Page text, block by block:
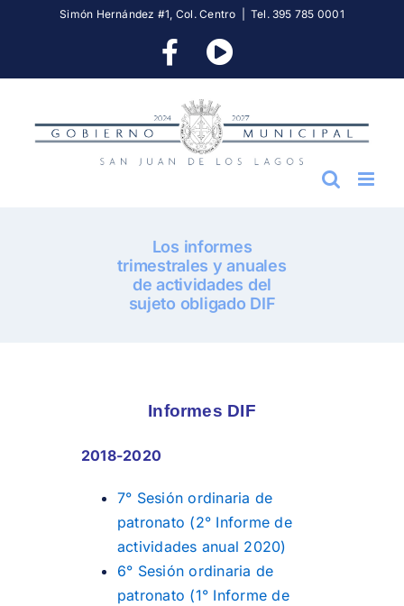
Simón Hernández #1, Col. Centro Tel. 395 785 0001
FacebookYouTube
Los informes
trimestrales y anuales
de actividades del
sujeto obligado DIF
Informes DIF
2018-2020
7° Sesión ordinaria de
patronato (2° Informe de
actividades anual 2020)
6° Sesión ordinaria de
patronato (1° Informe de